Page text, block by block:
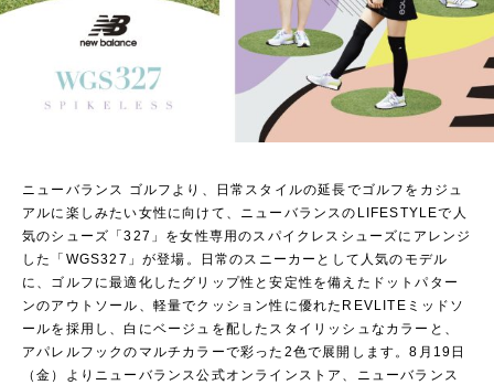
ニューバランス ゴルフより、日常スタイルの延長でゴルフをカジュ
アルに楽しみたい女性に向けて、ニューバランスのLIFESTYLEで人
気のシューズ「327」を女性専用のスパイクレスシューズにアレンジ
した「WGS327」が登場。日常のスニーカーとして人気のモデル
に、ゴルフに最適化したグリップ性と安定性を備えたドットパター
ンのアウトソール、軽量でクッション性に優れたREVLITEミッドソ
ールを採用し、白にベージュを配したスタイリッシュなカラーと、
アパレルフックのマルチカラーで彩った2色で展開します。8月19日
（金）よりニューバランス公式オンラインストア、ニューバランス